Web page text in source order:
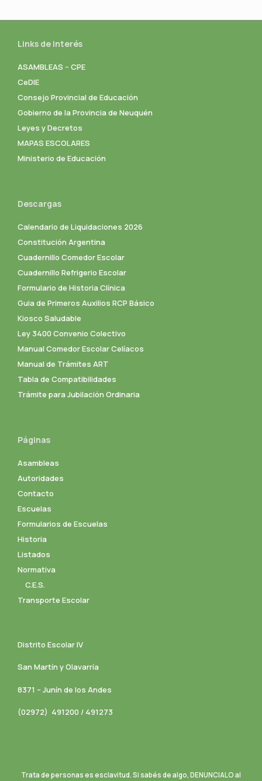
Links de interés
ASAMBLEAS – CPE
CeDIE
Consejo Provincial de Educación
Gobierno de la Provincia de Neuquén
Leyes y Decretos
MAPAS ESCOLARES
Ministerio de Educación
Descargas
Calendario de Liquidaciones 2026
Constitución Argentina
Cuadernillo Comedor Escolar
Cuadernillo Refrigerio Escolar
Formulario de Historia Clínica
Guia de Primeros Auxilios RCP Básico
Kiosco Saludable
Ley 3400 Convenio Colectivo
Manual Comedor Escolar Celíacos
Manual de Trámites ART
Tabla de Compatibilidades
Trámite para Jubilación Ordinaria
Páginas
Asambleas
Autoridades
Contacto
Escuelas
Formularios de Escuelas
Historia
Listados
Normativa
C.E.S.
Transporte Escolar
Distrito Escolar IV
San Martín y Olavarría
8371 – Junín de los Andes
(02972) 491200 / 491273
Trata de personas es esclavitud. Si sabés de algo, DENUNCIALO al